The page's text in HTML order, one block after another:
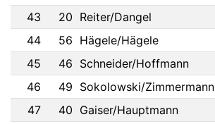
43
20 Reiter/Dangel
44
56 Hägele/Hägele
45
46 Schneider/Hoffmann
46
49 Sokolowski/Zimmermann
47
40 Gaiser/Hauptmann